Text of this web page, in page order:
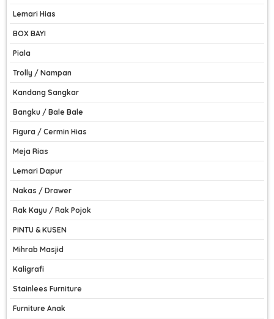
Lemari Hias
BOX BAYI
Piala
Trolly / Nampan
Kandang Sangkar
Bangku / Bale Bale
Figura / Cermin Hias
Meja Rias
Lemari Dapur
Nakas / Drawer
Rak Kayu / Rak Pojok
PINTU & KUSEN
Mihrab Masjid
Kaligrafi
Stainlees Furniture
Furniture Anak